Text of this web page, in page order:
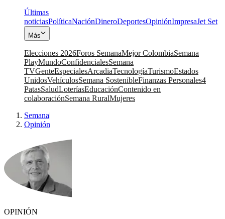
Últimas
noticiasPolíticaNaciónDineroDeportesOpiniónImpresaJet Set
Más
Elecciones 2026Foros SemanaMejor ColombiaSemana
PlayMundoConfidencialesSemana
TVGenteEspecialesArcadiaTecnologíaTurismoEstados
UnidosVehículosSemana SostenibleFinanzas Personales4
PatasSaludLoteríasEducaciónContenido en
colaboraciónSemana RuralMujeres
Semana|
Opinión
OPINIÓN